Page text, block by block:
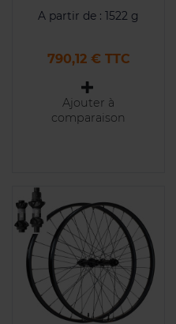
A partir de : 1522 g
Prix
790,12 € TTC
Ajouter à
comparaison